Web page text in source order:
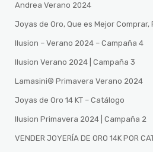
Andrea Verano 2024
Joyas de Oro, Que es Mejor Comprar,
Ilusion – Verano 2024 – Campaña 4
Ilusion Verano 2024 | Campaña 3
Lamasini®️ Primavera Verano 2024
Joyas de Oro 14 KT – Catálogo
Ilusion Primavera 2024 | Campaña 2
VENDER JOYERÍA DE ORO 14K POR